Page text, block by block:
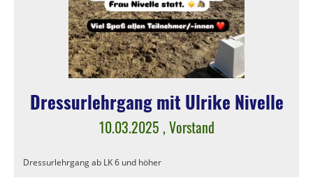
Dressurlehrgang mit Ulrike Nivelle
10.03.2025 , Vorstand
Dressurlehrgang ab LK 6 und höher